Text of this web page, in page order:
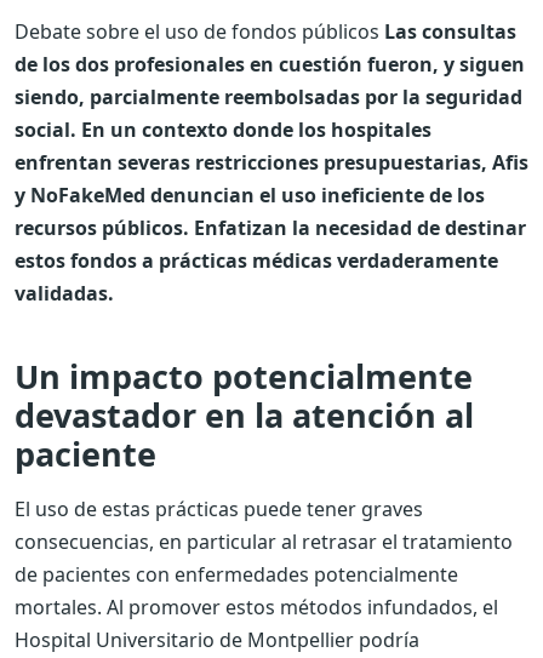
Debate sobre el uso de fondos públicos Las consultas
de los dos profesionales en cuestión fueron, y siguen
siendo, parcialmente reembolsadas por la seguridad
social. En un contexto donde los hospitales
enfrentan severas restricciones presupuestarias, Afis
y NoFakeMed denuncian el uso ineficiente de los
recursos públicos. Enfatizan la necesidad de destinar
estos fondos a prácticas médicas verdaderamente
validadas.
Un impacto potencialmente
devastador en la atención al
paciente
El uso de estas prácticas puede tener graves
consecuencias, en particular al retrasar el tratamiento
de pacientes con enfermedades potencialmente
mortales. Al promover estos métodos infundados, el
Hospital Universitario de Montpellier podría